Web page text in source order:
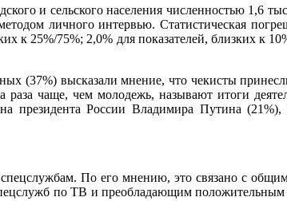
и сельского населения численностью 1,6
личного интервью. Статистическая
к 25%/75%; 2,0% для показателей, близких к
(37%) высказали мнение, что чекисты
раза чаще, чем молодежь, называют итоги
президента России Владимира Путина
По его мнению, это связано с
по ТВ и преобладающим положительным